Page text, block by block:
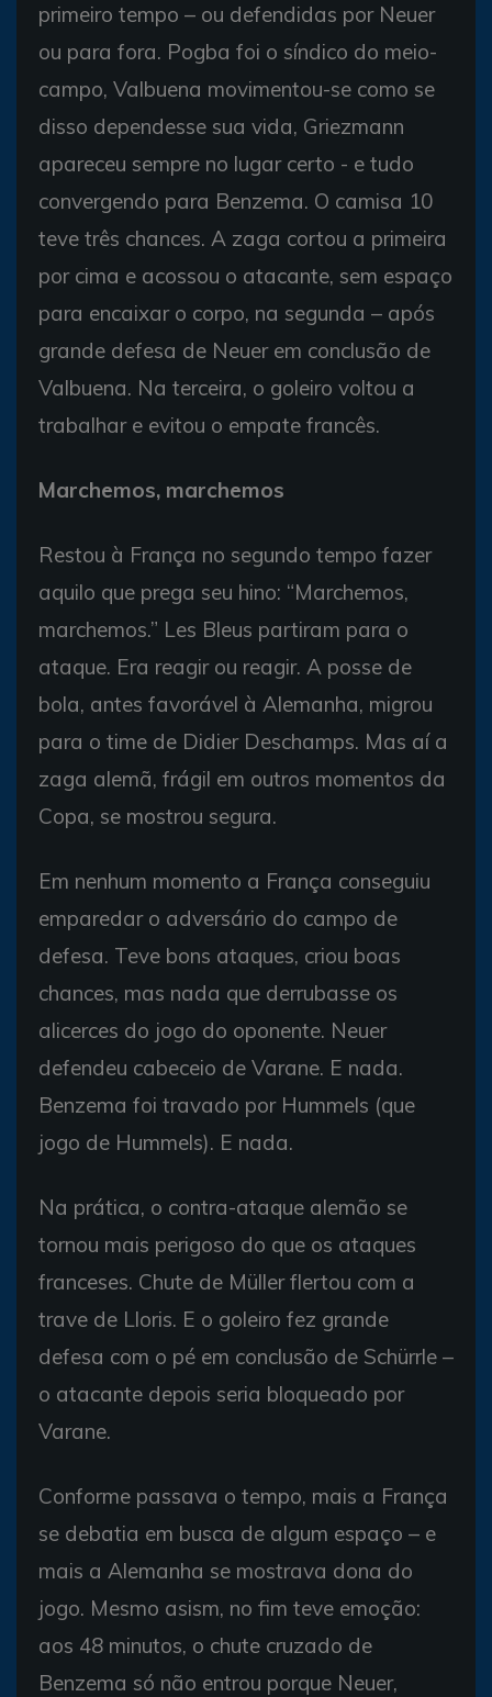
primeiro tempo – ou defendidas por Neuer
ou para fora. Pogba foi o síndico do meio-
campo, Valbuena movimentou-se como se
disso dependesse sua vida, Griezmann
apareceu sempre no lugar certo - e tudo
convergendo para Benzema. O camisa 10
teve três chances. A zaga cortou a primeira
por cima e acossou o atacante, sem espaço
para encaixar o corpo, na segunda – após
grande defesa de Neuer em conclusão de
Valbuena. Na terceira, o goleiro voltou a
trabalhar e evitou o empate francês.
Marchemos, marchemos
Restou à França no segundo tempo fazer
aquilo que prega seu hino: “Marchemos,
marchemos.” Les Bleus partiram para o
ataque. Era reagir ou reagir. A posse de
bola, antes favorável à Alemanha, migrou
para o time de Didier Deschamps. Mas aí a
zaga alemã, frágil em outros momentos da
Copa, se mostrou segura.
Em nenhum momento a França conseguiu
emparedar o adversário do campo de
defesa. Teve bons ataques, criou boas
chances, mas nada que derrubasse os
alicerces do jogo do oponente. Neuer
defendeu cabeceio de Varane. E nada.
Benzema foi travado por Hummels (que
jogo de Hummels). E nada.
Na prática, o contra-ataque alemão se
tornou mais perigoso do que os ataques
franceses. Chute de Müller flertou com a
trave de Lloris. E o goleiro fez grande
defesa com o pé em conclusão de Schürrle –
o atacante depois seria bloqueado por
Varane.
Conforme passava o tempo, mais a França
se debatia em busca de algum espaço – e
mais a Alemanha se mostrava dona do
jogo. Mesmo asism, no fim teve emoção:
aos 48 minutos, o chute cruzado de
Benzema só não entrou porque Neuer,